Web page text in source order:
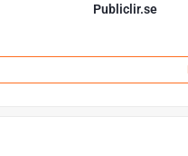
Publiclir.se